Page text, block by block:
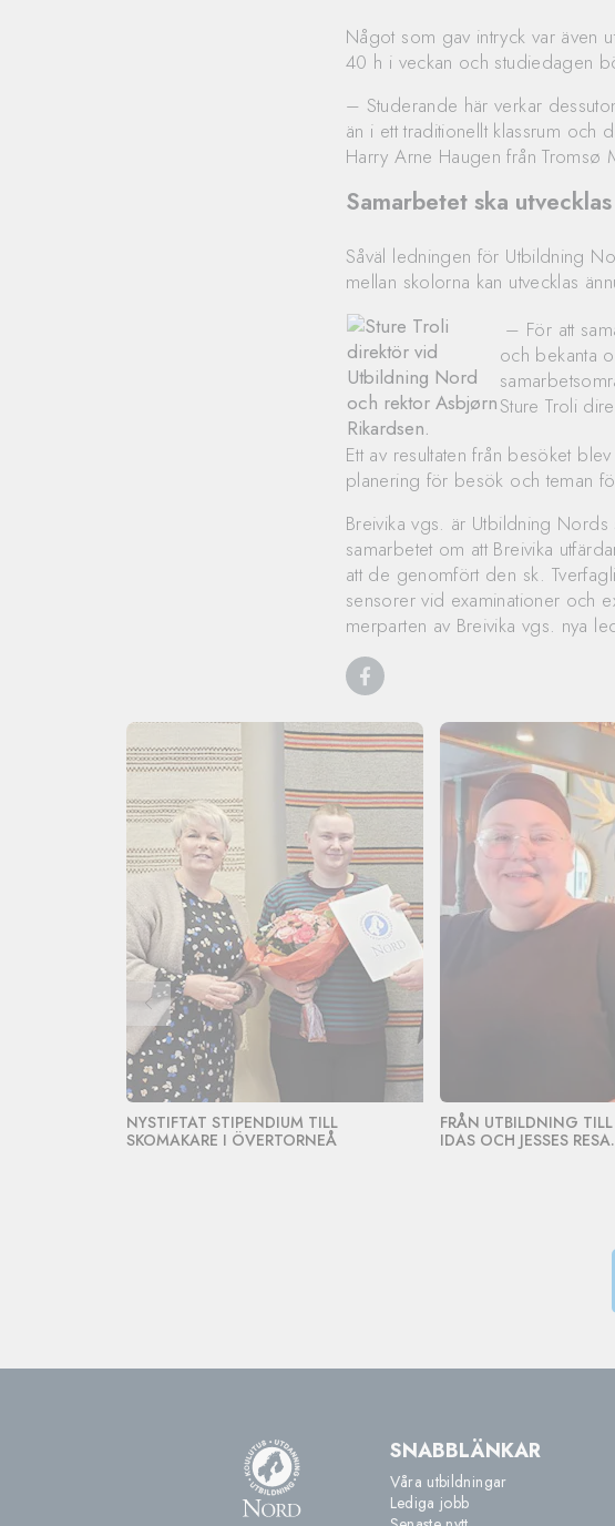
Något som gav intryck var även
40 h i veckan och studiedagen
– Studerande här verkar
än i ett traditionellt klassrum och
Harry Arne Haugen från Tromsø
Samarbetet ska utvecklas
Såväl ledningen för Utbildning
mellan skolorna kan utvecklas
– För att
och bekanta
Sture Troli
Ett av resultaten från besöket
planering för besök och teman
Breivika vgs. är Utbildning
samarbetet om att Breivika
att de genomfört den sk.
sensorer vid examinationer och
merparten av Breivika vgs. nya
NYSTIFTAT STIPENDIUM TILL
SKOMAKARE I ÖVERTORNEÅ
FRÅN UTBILDNING
IDAS OCH JESSES RESA.
SNABBLÄNKAR
Våra utbildningar
Lediga jobb